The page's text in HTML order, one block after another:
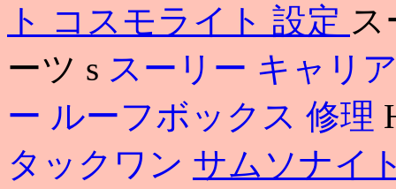
ト コスモライト 設定
ーツ s スーリー キャリ
ー ルーフボックス 修理
タックワン サムソナイ